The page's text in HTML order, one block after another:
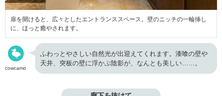
扉を開けると、広々としたエントランススペース。壁のニッチの一輪挿し
に、ほっと癒やされます。
cowcamo
ふわっとやさしい自然光が出迎えてくれます。漆喰の壁や
天井、突板の壁に浮かぶ陰影が、なんとも美しい……。